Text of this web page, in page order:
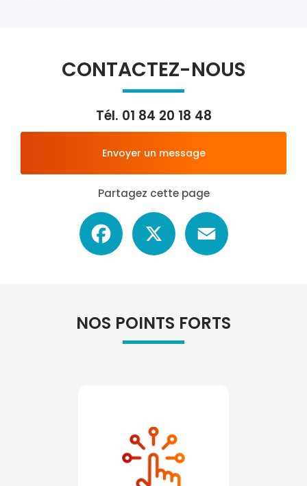
CONTACTEZ-NOUS
Tél. 01 84 20 18 48
Envoyer un message
Partagez cette page
Facebook
NOS POINTS FORTS